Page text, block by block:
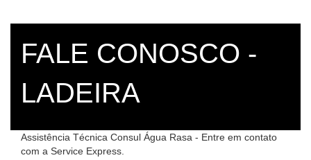
FALE CONOSCO -
LADEIRA
Assistência Técnica Consul Água Rasa - Entre em contato
com a Service Express.